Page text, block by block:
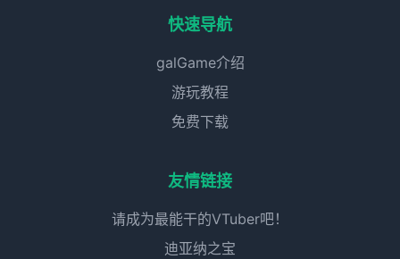
快速导航
galGame介绍
游玩教程
免费下载
友情链接
请成为最能干的VTuber吧！
迪亚纳之宝